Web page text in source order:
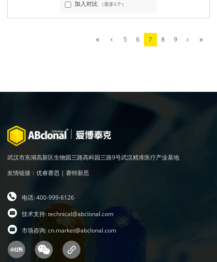
加入对比 （最多5个）
5 6 7 8 9
武汉市东湖高新区生物园三路高科园三路9号武汉精准医疗产业基地
友情链接： 优睿赛思 | 赛特新思
电话: 400-999-6126
技术支持:technical@abclonal.com
市场咨询:cn.market@abclonal.com